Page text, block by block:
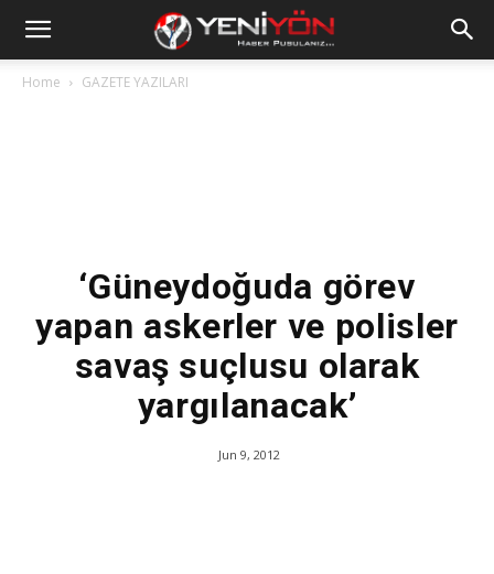
Home GAZETE YAZILARI
‘Güneydoğuda görev
yapan askerler ve polisler
savaş suçlusu olarak
yargılanacak’
Jun 9, 2012